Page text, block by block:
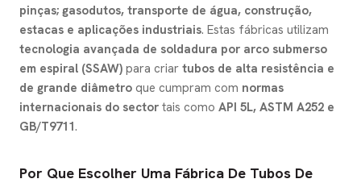
pinças; gasodutos, transporte de água, construção,
estacas e aplicações industriais. Estas fábricas utilizam
tecnologia avançada de soldadura por arco submerso
em espiral (SSAW) para criar tubos de alta resistência e
de grande diâmetro que cumpram com normas
internacionais do sector tais como API 5L, ASTM A252 e
GB/T9711.
Por Que Escolher Uma Fábrica De Tubos De